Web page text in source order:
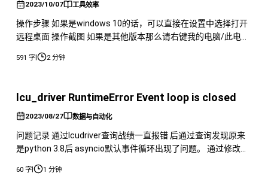
2023/10/07 工具效率
操作步骤 如果是windows 10的话，可以直接在设置中选择打开
远程桌面 操作截图 如果是其他版本那么请右键我的电脑/此电
脑，之后找到高级设置然后找到远程，修改允许连接以及勾选仅
允许运行使用网络级别身份。 之后在其他电脑打开远程连接即
591 字| 2 分钟
lcu_driver RuntimeError Event loop is closed
2023/08/27 数据与自动化
问题记录 通过lcudriver查询战绩一直报错 后通过查询发现原来
是python 3.8后 asyncio默认事件循环出现了问题。 通过修改源
码中的connector，在第16行加入下方代码
60 字| 1 分钟